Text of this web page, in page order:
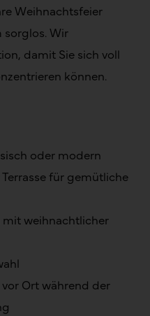
Weihnachtsfeier
Wir
damit Sie sich voll
können.
oder modern
für gemütliche
mit weihnachtlicher
Ort während der